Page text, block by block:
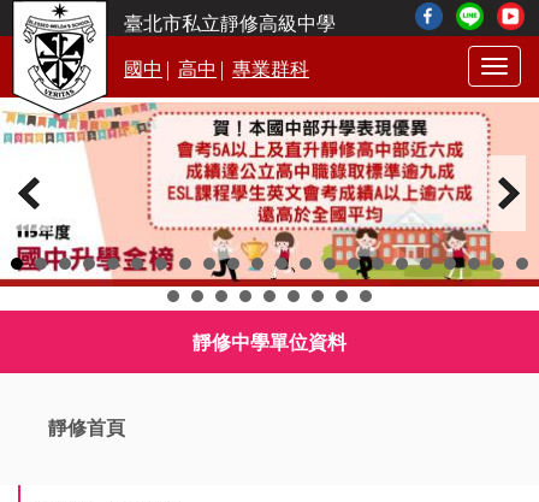
臺北市私立靜修高級中學
國中 | 高中 | 專業群科
靜修中學單位資料
靜修首頁